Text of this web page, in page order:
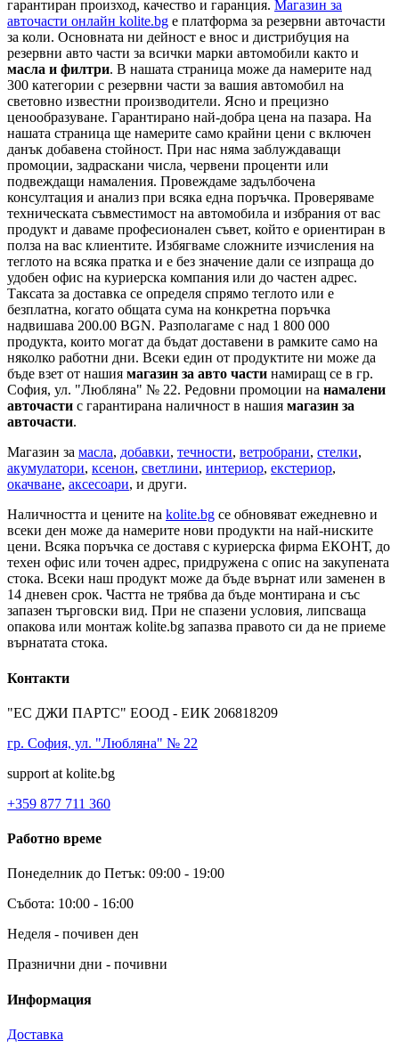
гарантиран произход, качество и гаранция. Магазин за
авточасти онлайн kolite.bg е платформа за резервни авточасти
за коли. Основната ни дейност е внос и дистрибуция на
резервни авто части за всички марки автомобили както и
масла и филтри. В нашата страница може да намерите над
300 категории с резервни части за вашия автомобил на
световно известни производители. Ясно и прецизно
ценообразуване. Гарантирано най-добра цена на пазара. На
нашата страница ще намерите само крайни цени с включен
данък добавена стойност. При нас няма заблуждаващи
промоции, задраскани числа, червени проценти или
подвеждащи намаления. Провеждаме задълбочена
консултация и анализ при всяка една поръчка. Проверяваме
техническата съвместимост на автомобила и избрания от вас
продукт и даваме професионален съвет, който е ориентиран в
полза на вас клиентите. Избягваме сложните изчисления на
теглото на всяка пратка и е без значение дали се изпраща до
удобен офис на куриерска компания или до частен адрес.
Таксата за доставка се определя спрямо теглото или е
безплатна, когато общата сума на конкретна поръчка
надвишава 200.00 BGN. Разполагаме с над 1 800 000
продукта, които могат да бъдат доставени в рамките само на
няколко работни дни. Всеки един от продуктите ни може да
бъде взет от нашия магазин за авто части намиращ се в гр.
София, ул. "Любляна" № 22. Редовни промоции на намалени
авточасти с гарантирана наличност в нашия магазин за
авточасти.
Магазин за масла, добавки, течности, ветробрани, стелки,
акумулатори, ксенон, светлини, интериор, екстериор,
окачване, аксесоари, и други.
Наличността и цените на kolite.bg се обновяват ежедневно и
всеки ден може да намерите нови продукти на най-ниските
цени. Всяка поръчка се доставя с куриерска фирма ЕКОНТ, до
техен офис или точен адрес, придружена с опис на закупената
стока. Всеки наш продукт може да бъде върнат или заменен в
14 дневен срок. Частта не трябва да бъде монтирана и със
запазен търговски вид. При не спазени условия, липсваща
опакова или монтаж kolite.bg запазва правото си да не приеме
върнатата стока.
Контакти
"ЕС ДЖИ ПАРТС" ЕООД - ЕИК 206818209
гр. София, ул. "Любляна" № 22
support at kolite.bg
+359 877 711 360
Работно време
Понеделник до Петък: 09:00 - 19:00
Събота: 10:00 - 16:00
Неделя - почивен ден
Празнични дни - почивни
Информация
Доставка